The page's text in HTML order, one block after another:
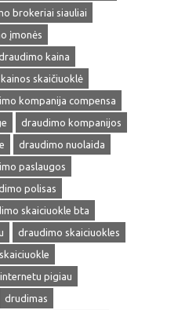
brokeriai siauliai
įmonės
kaina
skaičiuoklė
kompanija compensa
draudimo kompanijos
draudimo nuolaida
paslaugos
polisas
skaiciuokle bta
draudimo skaiciuokles
pigiau
drudimas